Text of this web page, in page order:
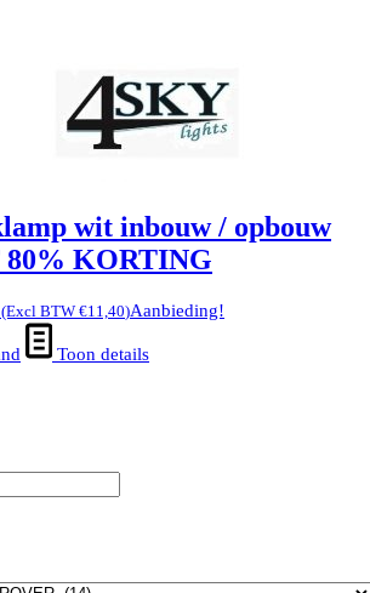
wit inbouw / opbouw
KORTING
Huidige
prijs
(Excl BTW €11,40)Aanbieding!
Toon details